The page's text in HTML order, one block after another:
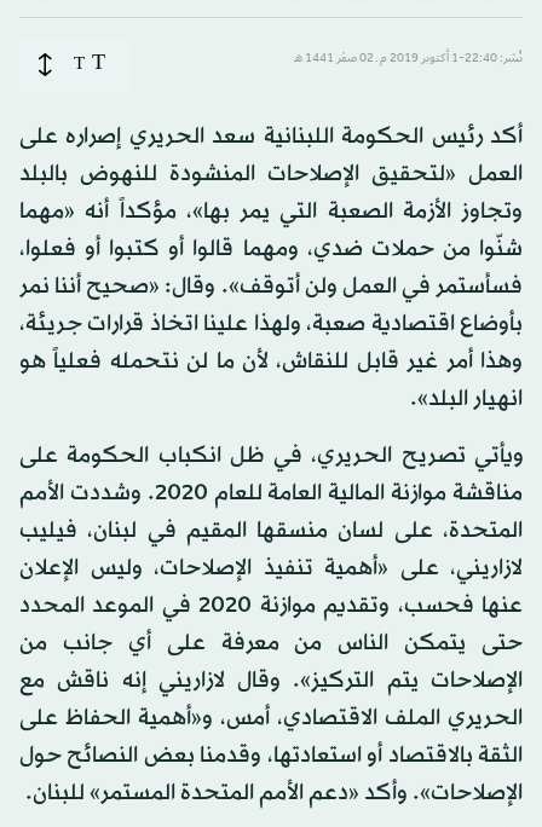
نُشر: 22:40-1 أكتوبر 2019 م ـ 02 صفَر 1441 هـ T
T
أكد رئيس الحكومة اللبنانية سعد الحريري إصراره على
العمل «لتحقيق الإصلاحات المنشودة للنهوض بالبلد
وتجاوز الأزمة الصعبة التي يمر بها»، مؤكداً أنه «مهما
شنّوا من حملات ضدي، ومهما قالوا أو كتبوا أو فعلوا،
فسأستمر في العمل ولن أتوقف». وقال: «صحيح أننا نمر
بأوضاع اقتصادية صعبة، ولهذا علينا اتخاذ قرارات جريئة،
وهذا أمر غير قابل للنقاش، لأن ما لن نتحمله فعلياً هو
انهيار البلد».
ويأتي تصريح الحريري، في ظل انكباب الحكومة على
مناقشة موازنة المالية العامة للعام 2020. وشددت الأمم
المتحدة، على لسان منسقها المقيم في لبنان، فيليب
لازاريني، على «أهمية تنفيذ الإصلاحات، وليس الإعلان
عنها فحسب، وتقديم موازنة 2020 في الموعد المحدد
حتى يتمكن الناس من معرفة على أي جانب من
الإصلاحات يتم التركيز». وقال لازاريني إنه ناقش مع
الحريري الملف الاقتصادي، أمس، و«أهمية الحفاظ على
الثقة بالاقتصاد أو استعادتها، وقدمنا بعض النصائح حول
الإصلاحات». وأكد «دعم الأمم المتحدة المستمر» للبنان.